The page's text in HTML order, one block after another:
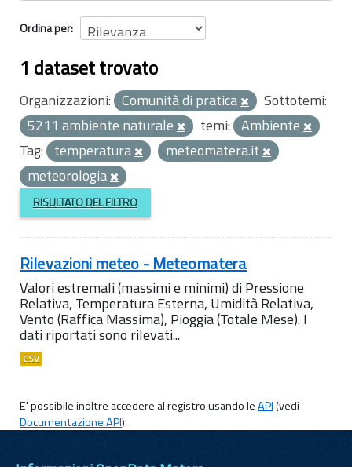
Ordina per
1 dataset trovato
Organizzazioni: Comunità di pratica
Sottotemi:
5211 ambiente naturale
temi: Ambiente
Tag: temperatura
meteomatera.it
meteorologia
RISULTATO DEL FILTRO
Rilevazioni meteo - Meteomatera
Valori estremali (massimi e minimi) di Pressione
Relativa, Temperatura Esterna, Umidità Relativa,
Vento (Raffica Massima), Pioggia (Totale Mese). I
dati riportati sono rilevati...
CSV
E' possibile inoltre accedere al registro usando leAPI(vedi
Documentazione API).